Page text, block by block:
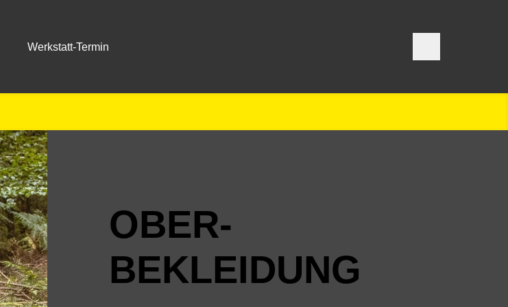
Werkstatt-Termin
OBER­
BEKLEIDUNG